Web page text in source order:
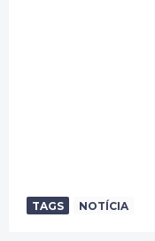
TAGS NOTÍCIA